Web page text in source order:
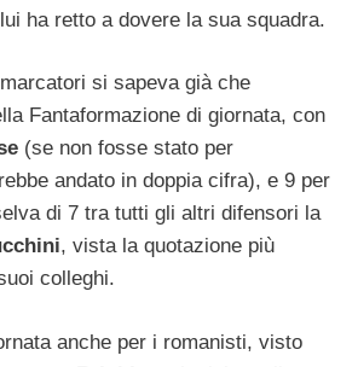
ha retto a dovere la sua squadra.
si sapeva già che
Fantaformazione di giornata, con
(se non fosse stato per
andato in doppia cifra), e 9 per
di 7 tra tutti gli altri difensori la
, vista la quotazione più
colleghi.
anche per i romanisti, visto